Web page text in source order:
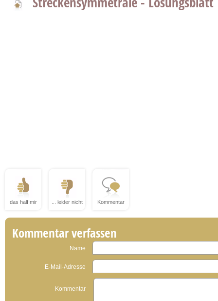
das half mir ... leider nicht Kommentar
Kommentar verfassen
Name
E-Mail-Adresse
Kommentar